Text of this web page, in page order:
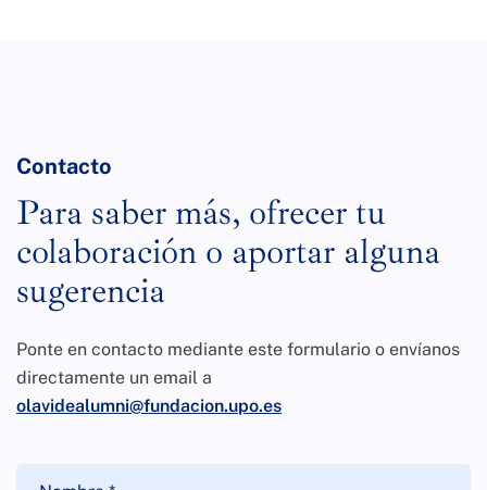
Contacto
Para saber más, ofrecer tu
colaboración o aportar alguna
sugerencia
Ponte en contacto mediante este formulario o envíanos
directamente un email a
olavidealumni@fundacion.upo.es